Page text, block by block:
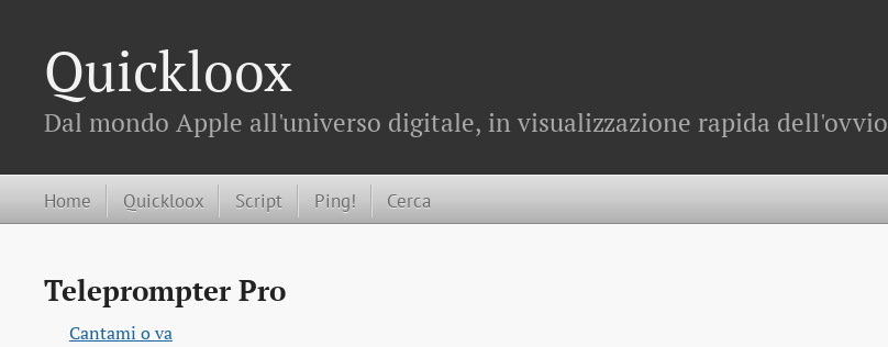
Quickloox
Dal mondo Apple all'universo digitale, in visualizzazione rapida dell'ovvio
Home Quickloox Script Ping! Cerca
Teleprompter Pro
Cantami o va